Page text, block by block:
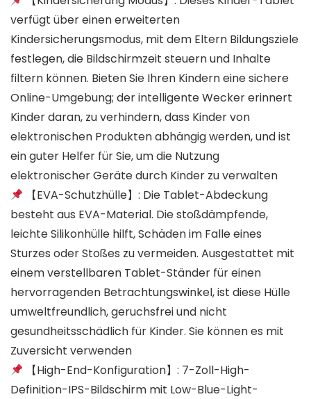
verfügt über einen erweiterten
Kindersicherungsmodus, mit dem Eltern Bildungsziele
festlegen, die Bildschirmzeit steuern und Inhalte
filtern können. Bieten Sie Ihren Kindern eine sichere
Online-Umgebung; der intelligente Wecker erinnert
Kinder daran, zu verhindern, dass Kinder von
elektronischen Produkten abhängig werden, und ist
ein guter Helfer für Sie, um die Nutzung
elektronischer Geräte durch Kinder zu verwalten
【EVA-Schutzhülle】: Die Tablet-Abdeckung
besteht aus EVA-Material. Die stoßdämpfende,
leichte Silikonhülle hilft, Schäden im Falle eines
Sturzes oder Stoßes zu vermeiden. Ausgestattet mit
einem verstellbaren Tablet-Ständer für einen
hervorragenden Betrachtungswinkel, ist diese Hülle
umweltfreundlich, geruchsfrei und nicht
gesundheitsschädlich für Kinder. Sie können es mit
Zuversicht verwenden
【High-End-Konfiguration】: 7-Zoll-High-
Definition-IPS-Bildschirm mit Low-Blue-Light-